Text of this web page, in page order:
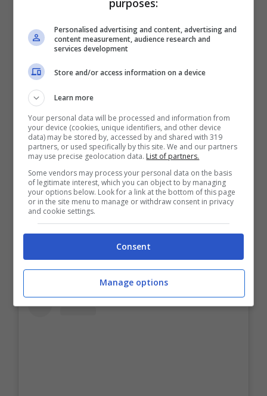
lutto: “É morto da solo, sono mesi che il
Covid distrugge tutti noi”
Personalised advertising and content, advertising and
content measurement, audience research and
services development
Store and/or access information on a device
Learn more
Your personal data will be processed and information from
your device (cookies, unique identifiers, and other device
data) may be stored by, accessed by and shared with 319
partners, or used specifically by this site. We and our partners
may use precise geolocation data. List of partners.
Some vendors may process your personal data on the basis
of legitimate interest, which you can object to by managing
your options below. Look for a link at the bottom of this page
or in the site menu to manage or withdraw consent in privacy
and cookie settings.
Consent
Manage options